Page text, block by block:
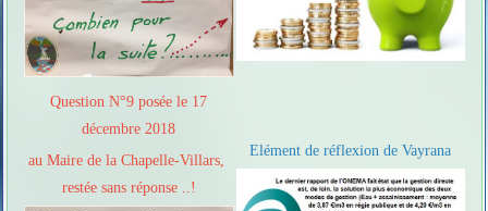
Question N°9 posée le 17
décembre 2018
au Maire de la Chapelle-Villars,
restée sans réponse ..!
Elément de réflexion de Vayrana